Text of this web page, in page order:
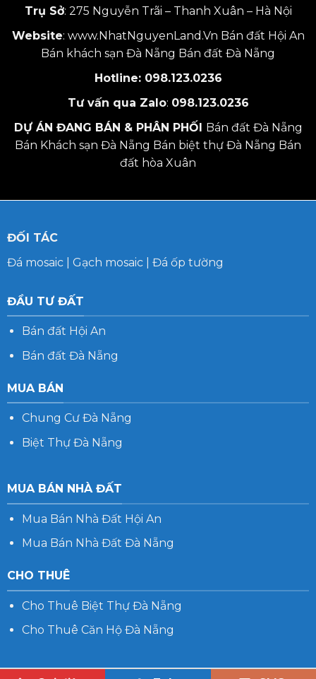
Trụ Sở: 275 Nguyễn Trãi – Thanh Xuân – Hà Nội
Website: www.NhatNguyenLand.Vn Bán đất Hội An
Bán khách sạn Đà Nẵng Bán đất Đà Nẵng
Hotline: 098.123.0236
Tư vấn qua Zalo: 098.123.0236
DỰ ÁN ĐANG BÁN & PHÂN PHỐI
Bán đất Đà Nẵng
Bán Khách sạn Đà Nẵng Bán biệt thự Đà Nẵng Bán
đất hòa Xuân
ĐỐI TÁC
Đá mosaic| Gạch mosaic| Đá ốp tường
ĐẦU TƯ ĐẤT
Bán đất Hội An
Bán đất Đà Nẵng
MUA BÁN
Chung Cư Đà Nẵng
Biệt Thự Đà Nẵng
MUA BÁN NHÀ ĐẤT
Mua Bán Nhà Đất Hội An
Mua Bán Nhà Đất Đà Nẵng
CHO THUÊ
Cho Thuê Biệt Thự Đà Nẵng
Cho Thuê Căn Hộ Đà Nẵng